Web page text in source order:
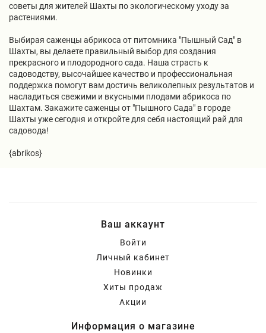
советы для жителей Шахты по экологическому уходу за
растениями.
Выбирая саженцы абрикоса от питомника "Пышный Сад" в
Шахты, вы делаете правильный выбор для создания
прекрасного и плодородного сада. Наша страсть к
садоводству, высочайшее качество и профессиональная
поддержка помогут вам достичь великолепных результатов и
насладиться свежими и вкусными плодами абрикоса по
Шахтам. Закажите саженцы от "Пышного Сада" в городе
Шахты уже сегодня и откройте для себя настоящий рай для
садовода!
{abrikos}
Ваш аккаунт
Войти
Личный кабинет
Новинки
Хиты продаж
Акции
Информация о магазине